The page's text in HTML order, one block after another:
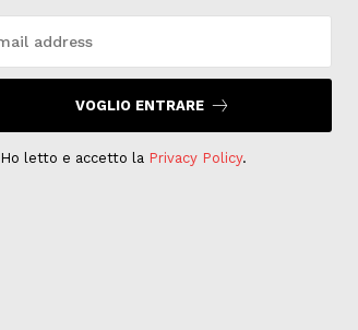
VOGLIO ENTRARE
Ho letto e accetto la Privacy Policy.